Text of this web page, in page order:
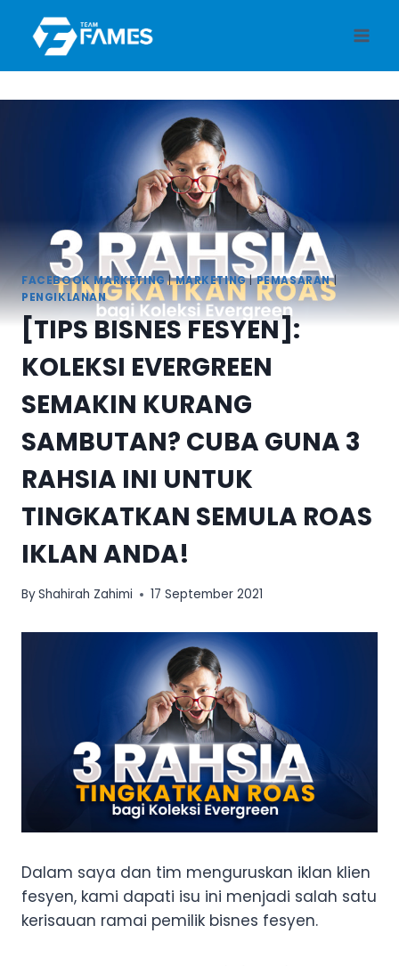
content
FACEBOOK MARKETING|MARKETING|PEMASARAN|
PENGIKLANAN
[TIPS BISNES FESYEN]:
KOLEKSI EVERGREEN
SEMAKIN KURANG
SAMBUTAN? CUBA GUNA 3
RAHSIA INI UNTUK
TINGKATKAN SEMULA ROAS
IKLAN ANDA!
ByShahirah Zahimi 17 September 2021
Dalam saya dan tim menguruskan iklan klien
fesyen, kami dapati isu ini menjadi salah satu
kerisauan ramai pemilik bisnes fesyen.